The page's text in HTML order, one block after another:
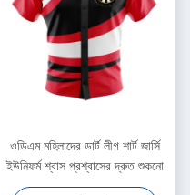
ওডিএম মহিলাদের ডার্ট লীগ শার্ট জার্সি
ইউনিফর্ম শ্বাস প্রশ্বাসের দ্রুত শুকনো